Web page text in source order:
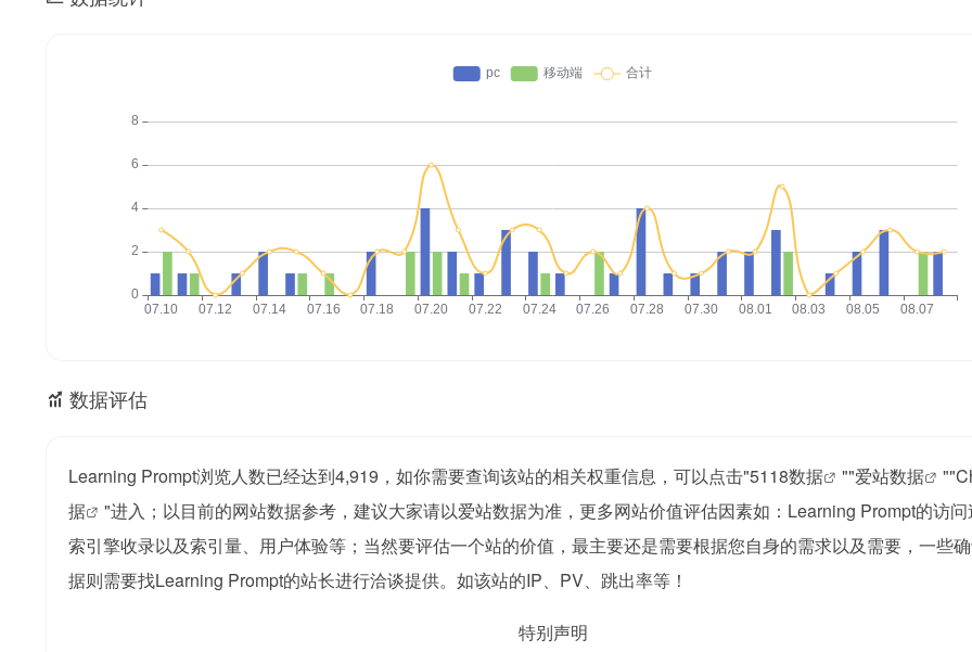
数据评估
Learning Prompt浏览人数已经达到4,919，如你需要查询该站的相关权重信息，可以点击"5118数据 ""爱站数据 ""
据
"进入；以目前的网站数据参考，建议大家请以爱站数据为准，更多网站价值评估因素如：Learning Prompt的访问
索引擎收录以及索引量、用户体验等；当然要评估一个站的价值，最主要还是需要根据您自身的需求以及需要，一些
据则需要找Learning Prompt的站长进行洽谈提供。如该站的IP、PV、跳出率等！
特别声明